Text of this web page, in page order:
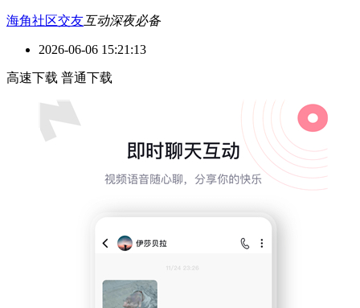
海角社区交友互动深夜必备
2026-06-06 15:21:13
高速下载 普通下载